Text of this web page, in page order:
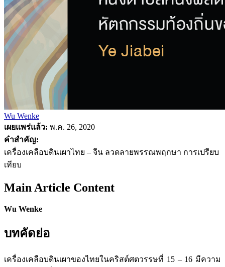
Wu Wenke
เผยแพร่แล้ว: พ.ค. 26, 2020
คำสำคัญ:
เครื่องเคลือบดินเผาไทย – จีน ลวดลายพรรณพฤกษา การเปรียบ
เทียบ
Main Article Content
Wu Wenke
บทคัดย่อ
เครื่องเคลือบดินเผาของไทยในคริสต์ศตวรรษที่ 15 – 16 มีความ